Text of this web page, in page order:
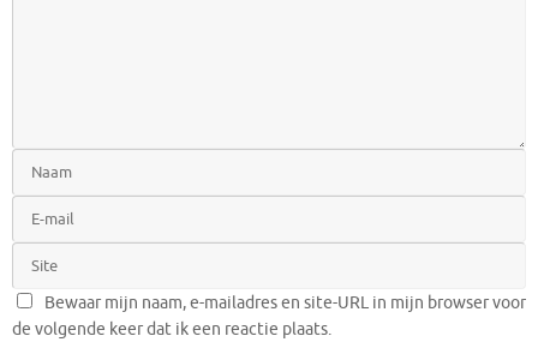
Bewaar mijn naam, e-mailadres en site-URL in mijn browser voor
de volgende keer dat ik een reactie plaats.